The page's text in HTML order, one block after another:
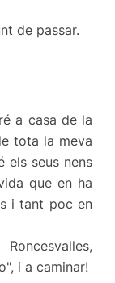
de passar.
a casa de la
tota la meva
els seus nens
que en ha
i tant poc en
i a caminar!